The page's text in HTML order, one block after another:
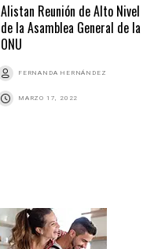
Alistan Reunión de Alto Nivel
de la Asamblea General de la
ONU
FERNANDA HERNÁNDEZ
MARZO 17, 2022